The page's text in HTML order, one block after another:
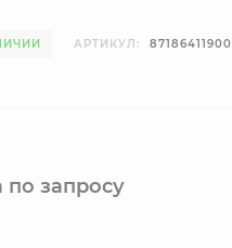
АРТИКУЛ: 87186411900
по запросу